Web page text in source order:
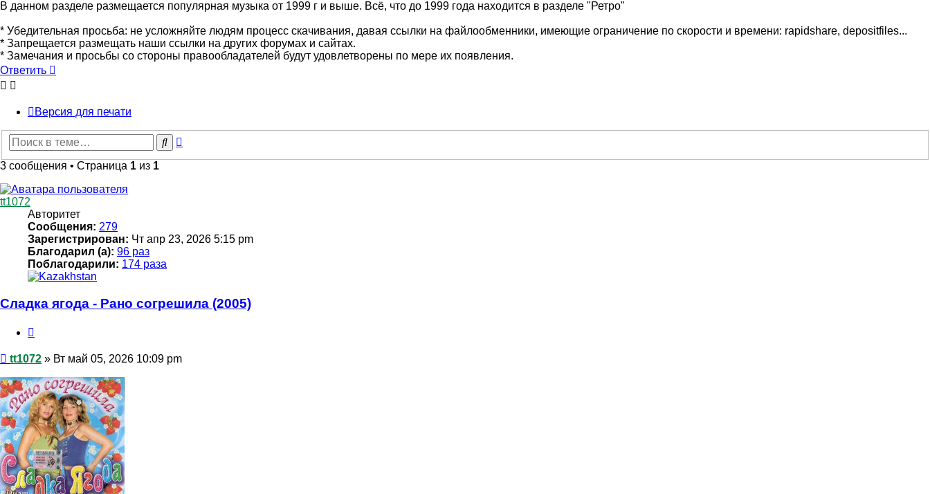
В данном разделе размещается популярная музыка от 1999 г и выше. Всё, что до 1999 года находится в разделе "Ретро"
* Убедительная просьба: не усложняйте людям процесс скачивания, давая ссылки на файлообменники, имеющие ограничение по скорости и времени: rapidshare, depositfiles...
* Запрещается размещать наши ссылки на других форумах и сайтах.
* Замечания и просьбы со стороны правообладателей будут удовлетворены по мере их появления.
Ответить
Версия для печати
Поиск
3 сообщения • Страница 1 из 1
tt1072
Авторитет
Сообщения: 279
Зарегистрирован: Чт апр 23, 2026 5:15 pm
Благодарил (а): 96 раз
Поблагодарили: 174 раза
Сладка ягода - Рано согрешила (2005)
Сообщение
tt1072 » Вт май 05, 2026 10:09 pm